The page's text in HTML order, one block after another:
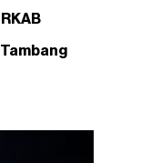
RKAB
Tambang